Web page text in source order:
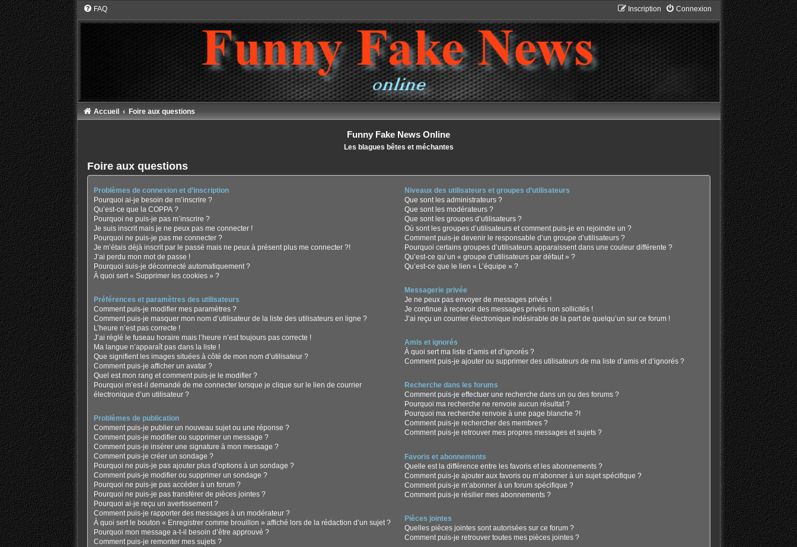
FAQ Connexion
Inscription
Accueil Foire aux questions
Funny Fake News Online
Les blagues bêtes et méchantes
Foire aux questions
Problèmes de connexion et d’inscription
Pourquoi ai-je besoin de m’inscrire ?
Qu’est-ce que la COPPA ?
Pourquoi ne puis-je pas m’inscrire ?
Je suis inscrit mais je ne peux pas me connecter !
Pourquoi ne puis-je pas me connecter ?
Je m’étais déjà inscrit par le passé mais ne peux à présent plus me connecter ?!
J’ai perdu mon mot de passe !
Pourquoi suis-je déconnecté automatiquement ?
À quoi sert « Supprimer les cookies » ?
Préférences et paramètres des utilisateurs
Comment puis-je modifier mes paramètres ?
Comment puis-je masquer mon nom d’utilisateur de la liste des utilisateurs en ligne ?
L’heure n’est pas correcte !
J’ai réglé le fuseau horaire mais l’heure n’est toujours pas correcte !
Ma langue n’apparaît pas dans la liste !
Que signifient les images situées à côté de mon nom d’utilisateur ?
Comment puis-je afficher un avatar ?
Quel est mon rang et comment puis-je le modifier ?
Pourquoi m’est-il demandé de me connecter lorsque je clique sur le lien de courrier
électronique d’un utilisateur ?
Problèmes de publication
Comment puis-je publier un nouveau sujet ou une réponse ?
Comment puis-je modifier ou supprimer un message ?
Comment puis-je insérer une signature à mon message ?
Comment puis-je créer un sondage ?
Pourquoi ne puis-je pas ajouter plus d’options à un sondage ?
Comment puis-je modifier ou supprimer un sondage ?
Pourquoi ne puis-je pas accéder à un forum ?
Pourquoi ne puis-je pas transférer de pièces jointes ?
Pourquoi ai-je reçu un avertissement ?
Comment puis-je rapporter des messages à un modérateur ?
À quoi sert le bouton « Enregistrer comme brouillon » affiché lors de la rédaction d’un sujet ?
Pourquoi mon message a-t-il besoin d’être approuvé ?
Comment puis-je remonter mes sujets ?
Niveaux des utilisateurs et groupes d’utilisateurs
Que sont les administrateurs ?
Que sont les modérateurs ?
Que sont les groupes d’utilisateurs ?
Où sont les groupes d’utilisateurs et comment puis-je en rejoindre un ?
Comment puis-je devenir le responsable d’un groupe d’utilisateurs ?
Pourquoi certains groupes d’utilisateurs apparaissent dans une couleur différente ?
Qu’est-ce qu’un « groupe d’utilisateurs par défaut » ?
Qu’est-ce que le lien « L’équipe » ?
Messagerie privée
Je ne peux pas envoyer de messages privés !
Je continue à recevoir des messages privés non sollicités !
J’ai reçu un courrier électronique indésirable de la part de quelqu’un sur ce forum !
Amis et ignorés
À quoi sert ma liste d’amis et d’ignorés ?
Comment puis-je ajouter ou supprimer des utilisateurs de ma liste d’amis et d’ignorés ?
Recherche dans les forums
Comment puis-je effectuer une recherche dans un ou des forums ?
Pourquoi ma recherche ne renvoie aucun résultat ?
Pourquoi ma recherche renvoie à une page blanche ?!
Comment puis-je rechercher des membres ?
Comment puis-je retrouver mes propres messages et sujets ?
Favoris et abonnements
Quelle est la différence entre les favoris et les abonnements ?
Comment puis-je ajouter aux favoris ou m’abonner à un sujet spécifique ?
Comment puis-je m’abonner à un forum spécifique ?
Comment puis-je résilier mes abonnements ?
Pièces jointes
Quelles pièces jointes sont autorisées sur ce forum ?
Comment puis-je retrouver toutes mes pièces jointes ?